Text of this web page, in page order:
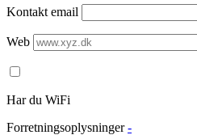
Kontakt email
Web
Har du WiFi
Forretningsoplysninger -